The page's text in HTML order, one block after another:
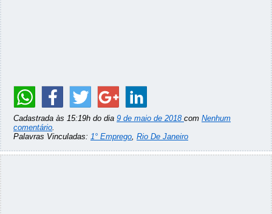
Cadastrada às 15:19h do dia 9 de maio de 2018 com Nenhum
comentário.
Palavras Vinculadas: 1° Emprego, Rio De Janeiro